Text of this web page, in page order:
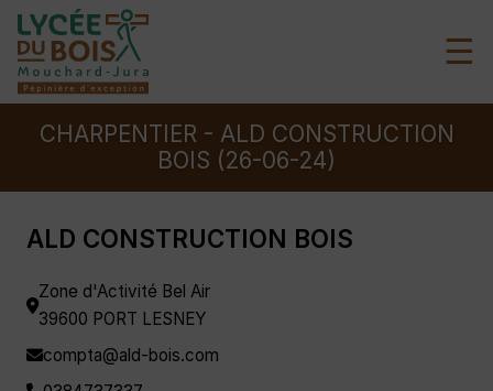
☰
CHARPENTIER - ALD CONSTRUCTION
BOIS (26-06-24)
ALD CONSTRUCTION BOIS
Zone d'Activité Bel Air
39600 PORT LESNEY
compta@ald-bois.com